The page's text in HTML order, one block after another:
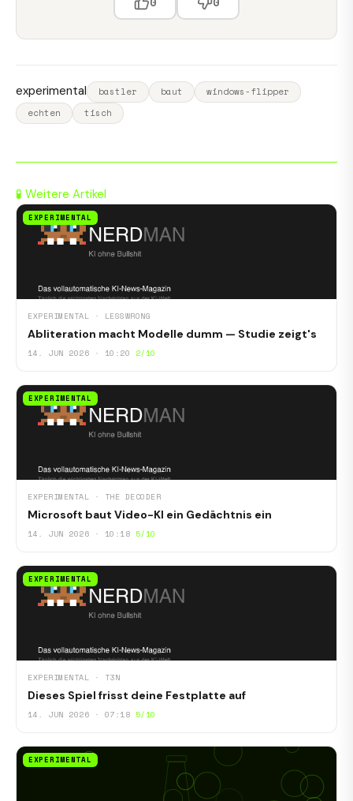
experimental bastler baut
windows-flipper
echten
tisch
🧪 Weitere Artikel
EXPERIMENTAL
EXPERIMENTAL · LESSWRONG
Abliteration macht Modelle dumm — Studie zeigt's
14. JUN 2026 · 10:20 2/10
EXPERIMENTAL
EXPERIMENTAL · THE DECODER
Microsoft baut Video-KI ein Gedächtnis ein
14. JUN 2026 · 10:18 5/10
EXPERIMENTAL
EXPERIMENTAL · T3N
Dieses Spiel frisst deine Festplatte auf
14. JUN 2026 · 07:18 5/10
EXPERIMENTAL